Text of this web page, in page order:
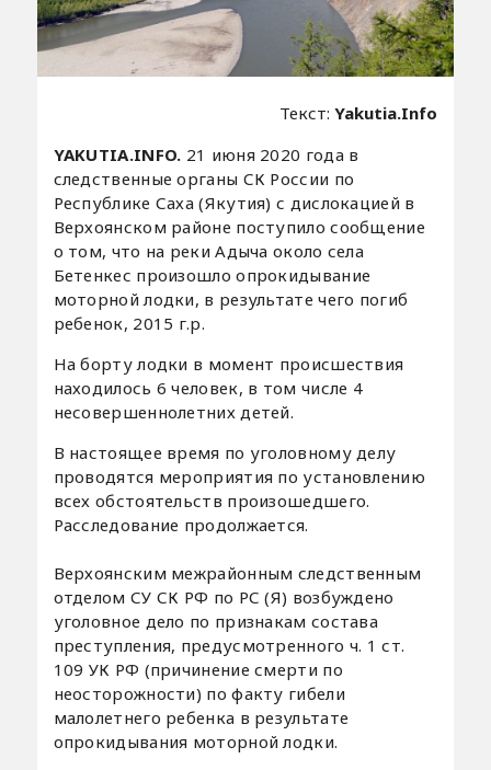
Текст:Yakutia.Info
YAKUTIA.INFO. 21 июня 2020 года в
следственные органы СК России по
Республике Саха (Якутия) с дислокацией в
Верхоянском районе поступило сообщение
о том, что на реки Адыча около села
Бетенкес произошло опрокидывание
моторной лодки, в результате чего погиб
ребенок, 2015 г.р.
На борту лодки в момент происшествия
находилось 6 человек, в том числе 4
несовершеннолетних детей.
В настоящее время по уголовному делу
проводятся мероприятия по установлению
всех обстоятельств произошедшего.
Расследование продолжается.
Верхоянским межрайонным следственным
отделом СУ СК РФ по РС (Я) возбуждено
уголовное дело по признакам состава
преступления, предусмотренного ч. 1 ст.
109 УК РФ (причинение смерти по
неосторожности) по факту гибели
малолетнего ребенка в результате
опрокидывания моторной лодки.